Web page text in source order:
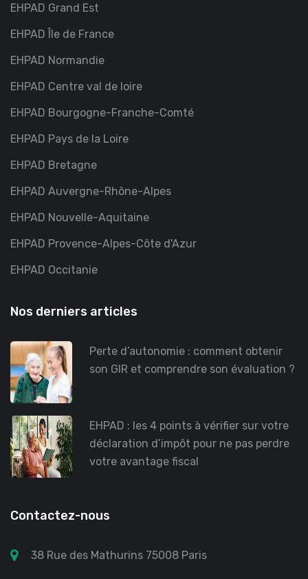
EHPAD Grand Est
EHPAD Île de France
EHPAD Normandie
EHPAD Centre val de loire
EHPAD Bourgogne-Franche-Comté
EHPAD Pays de la Loire
EHPAD Bretagne
EHPAD Auvergne-Rhône-Alpes
EHPAD Nouvelle-Aquitaine
EHPAD Provence-Alpes-Côte d'Azur
EHPAD Occitanie
Nos derniers articles
Perte d’autonomie : comment obtenir
son GIR et comprendre son évaluation ?
EHPAD : les 4 points à vérifier sur votre
déclaration d’impôt pour ne pas perdre
votre avantage fiscal
Contactez-nous
38 Rue des Mathurins 75008 Paris